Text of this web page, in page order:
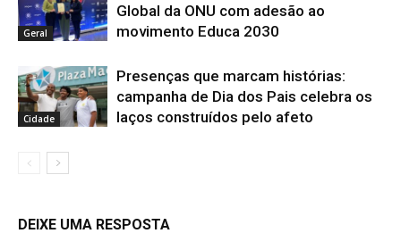
Geral
Global da ONU com adesão ao
movimento Educa 2030
Cidade
Presenças que marcam histórias:
campanha de Dia dos Pais celebra os
laços construídos pelo afeto
DEIXE UMA RESPOSTA